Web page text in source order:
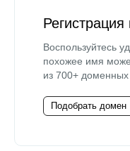
Воспользуйтесь
похожее имя
из 700+ доменных
Подобрать домен